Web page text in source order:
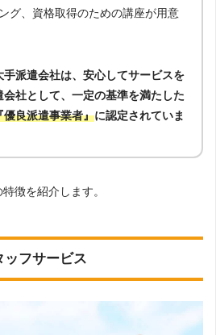
グ、資格取得のための講座が用意
派遣会社は、安心してサービスを
社として、一定の基準を満たした
優良派遣事業者』に認定されていま
徴を紹介します。
ッフサービス